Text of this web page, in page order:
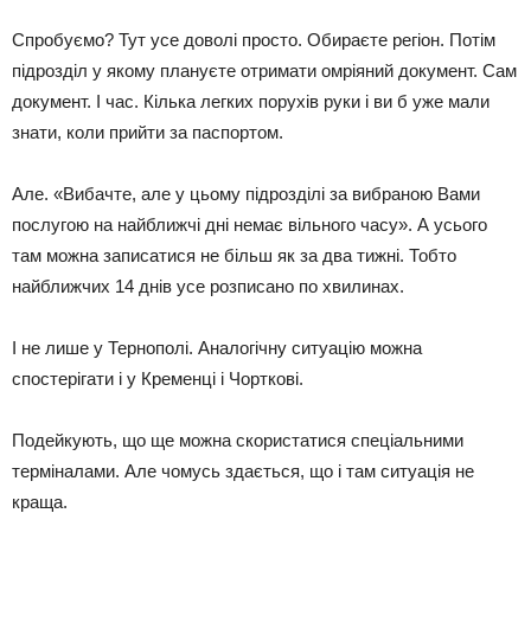
Спробуємо? Тут усе доволі просто. Обираєте регіон. Потім
підрозділ у якому плануєте отримати омріяний документ. Сам
документ. І час. Кілька легких порухів руки і ви б уже мали
знати, коли прийти за паспортом.
Але. «Вибачте, але у цьому підрозділі за вибраною Вами
послугою на найближчі дні немає вільного часу». А усього
там можна записатися не більш як за два тижні. Тобто
найближчих 14 днів усе розписано по хвилинах.
І не лише у Тернополі. Аналогічну ситуацію можна
спостерігати і у Кременці і Чорткові.
Подейкують, що ще можна скористатися спеціальними
терміналами. Але чомусь здається, що і там ситуація не
краща.